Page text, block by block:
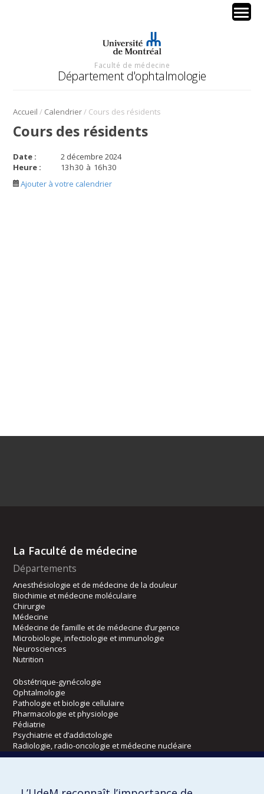
Faculté de médecine
Département d'ophtalmologie
Accueil / Calendrier/ Cours des résidents
Cours des résidents
Date :
2 décembre 2024
Heure :
13h30 à 16h30
Ajouter à votre calendrier
La Faculté de médecine
Départements
Anesthésiologie et de médecine de la douleur
Biochimie et médecine moléculaire
Chirurgie
Médecine
Médecine de famille et de médecine d’urgence
Microbiologie, infectiologie et immunologie
Neurosciences
Nutrition
Obstétrique-gynécologie
Ophtalmologie
Pathologie et biologie cellulaire
Pharmacologie et physiologie
Pédiatrie
Psychiatrie et d’addictologie
Radiologie, radio-oncologie et médecine nucléaire